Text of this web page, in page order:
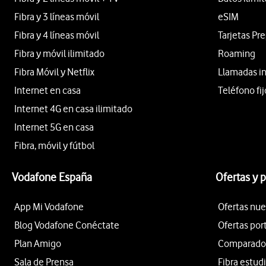
Fibra y 3 líneas móvil
Fibra y 4 líneas móvil
Fibra y móvil ilimitado
Fibra Móvil y Netflix
Internet en casa
Internet 4G en casa ilimitado
Internet 5G en casa
Fibra, móvil y fútbol
eSIM
Tarjetas
Roaming
Llamadas
Teléfono
Vodafone España
App Mi Vodafone
Blog Vodafone Conéctate
Plan Amigo
Sala de Prensa
Ofertas y
Ofertas
Ofertas
Fibra